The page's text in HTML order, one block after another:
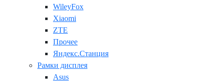
WileyFox
Xiaomi
ZTE
Прочее
Яндекс.Станция
Рамки дисплея
Asus